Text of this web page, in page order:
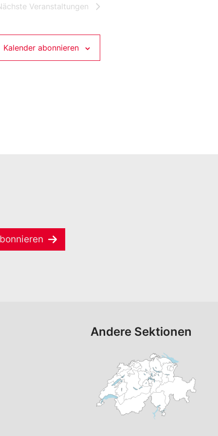
Veranstaltungen
Kalender abonnieren
Andere Sektionen